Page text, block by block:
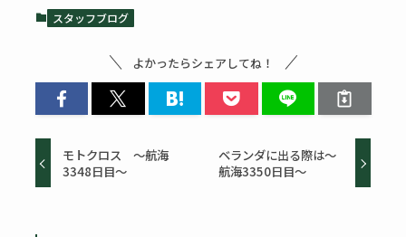
スタッフブログ
よかったらシェアしてね！
モトクロス ～航海
3348日目～
ベランダに出る際は～
航海3350日目～